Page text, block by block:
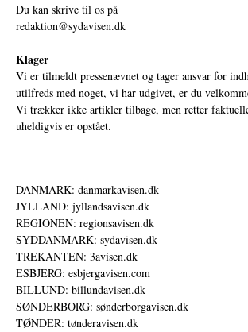
Du kan skrive til os på
redaktion@sydavisen.dk
Klager
Vi er tilmeldt pressenævnet og tager ansvar for
utilfreds med noget, vi har udgivet, er du
Vi trækker ikke artikler tilbage, men retter
uheldigvis er opstået.
DANMARK: danmarkavisen.dk
JYLLAND: jyllandsavisen.dk
REGIONEN: regionsavisen.dk
SYDDANMARK: sydavisen.dk
TREKANTEN: 3avisen.dk
ESBJERG: esbjergavisen.com
BILLUND: billundavisen.dk
SØNDERBORG: sønderborgavisen.dk
TØNDER: tønderavisen.dk